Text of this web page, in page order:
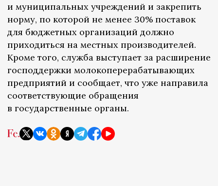
и муниципальных учреждений и закрепить
норму, по которой не менее 30% поставок
для бюджетных организаций должно
приходиться на местных производителей.
Кроме того, служба выступает за расширение
господдержки молокоперерабатывающих
предприятий и сообщает, что уже направила
соответствующие обращения
в государственные органы.